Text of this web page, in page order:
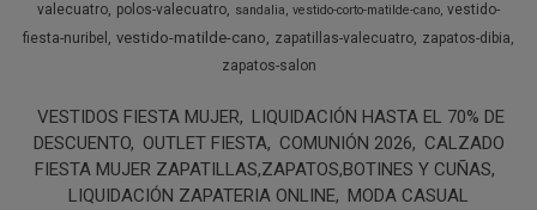
valecuatro polos-valecuatro sandalia vestido-corto-matilde-cano vestido-
fiesta-nuribel
vestido-matilde-cano zapatillas-valecuatro zapatos-dibia
zapatos-salon
VESTIDOS FIESTA MUJER LIQUIDACIÓN HASTA EL 70% DE
DESCUENTO OUTLET FIESTA COMUNIÓN 2026
CALZADO
FIESTA MUJER ZAPATILLAS,ZAPATOS,BOTINES Y CUÑAS
LIQUIDACIÓN ZAPATERIA ONLINE MODA CASUAL